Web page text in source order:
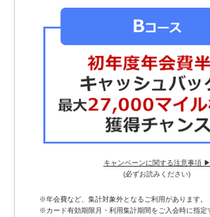
キャンペーンに関する注意事項 ▶
(必ずお読みください)
※年会費など、集計対象外となるご利用があります。
※カード有効期限月・利用集計期間をご入会時に指定